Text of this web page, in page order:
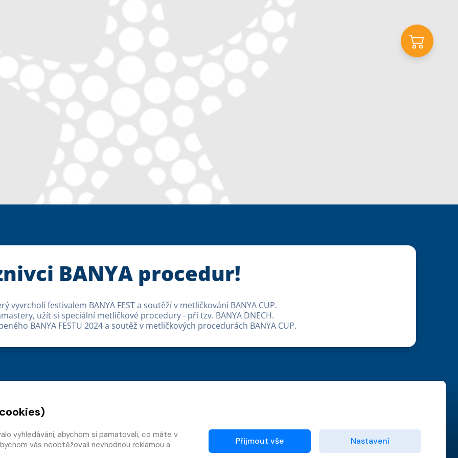
BANYA procedur!
vyvrcholí festivalem BANYA FEST a soutěží v metličkování BANYA CUP.
užít si speciální metličkové procedury - při tzv. BANYA DNECH.
BANYA FESTU 2024 a soutěž v metličkových procedurách BANYA CUP.
vyhledávání, abychom si pamatovali, co máte v
vás neobtěžovali nevhodnou reklamou a
Přijmout vše Nastavení